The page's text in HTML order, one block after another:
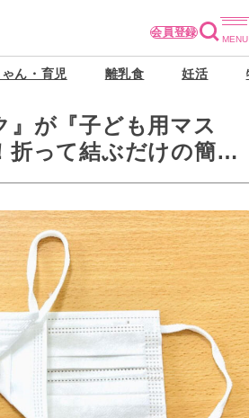
会員登録
ん・育児 離乳食 妊活
』が『子ども用マス
折って結ぶだけの簡単
いう時にお役立ち♪